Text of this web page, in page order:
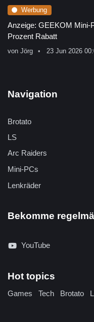
Werbung
Anzeige: GEEKOM
Prozent Rabatt
von Jörg 23 Jun 2026
Navigation
Brotato
LS
Arc Raiders
Mini-PCs
Lenkräder
Bekomme
YouTube
Hot topics
Games Tech Brotato